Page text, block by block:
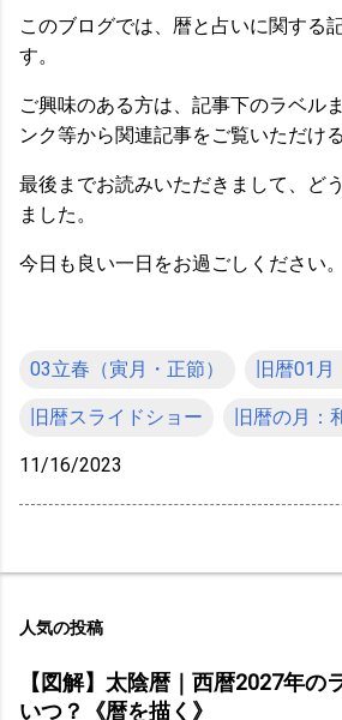
このブログでは、暦と占いに関する
す。
ご興味のある方は、記事下のラベル
ンク等から関連記事をご覧いただけ
最後までお読みいただきまして、ど
ました。
今日も良い一日をお過ごしください。
03立春（寅月・正節） 旧暦01月
旧暦スライドショー 旧暦の月：
11/16/2023
人気の投稿
【図解】太陰暦｜西暦2027年の
いつ？《暦を描く》